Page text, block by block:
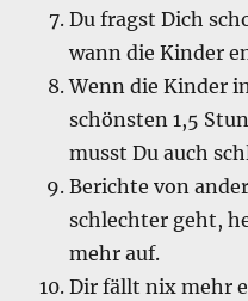
Du fragst Dich
wann die Kinder
Wenn die Kinder
schönsten 1,5
musst Du auch
Berichte von
schlechter geht,
mehr auf.
Dir fällt nix mehr